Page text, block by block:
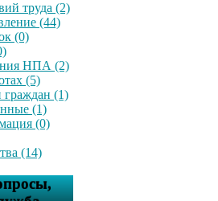
труда (2)
(44)
(0)
НПА (2)
(5)
(1)
(1)
(0)
(14)